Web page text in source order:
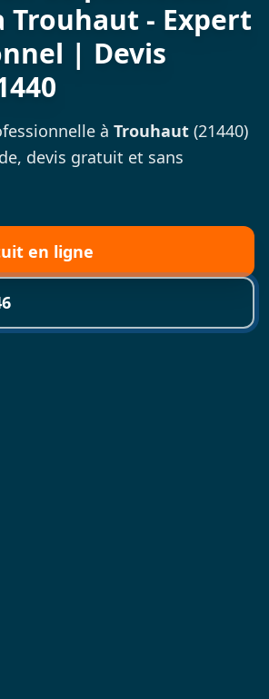
Trouhaut - Expert
| Devis
à Trouhaut (21440)
devis gratuit et sans
en ligne